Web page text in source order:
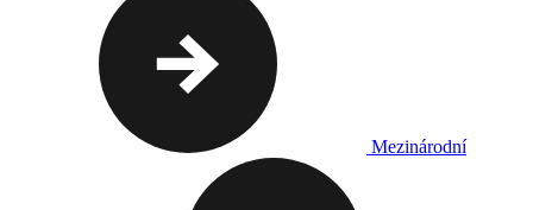
Mezinárodní